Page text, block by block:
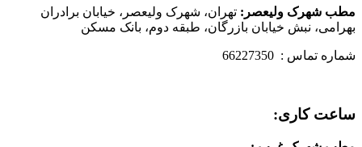
مطب شهرک ولیعصر: تهران، شهرک ولیعصر، خیابان برادران
بهرامی، نبش خیابان بازرگان، طبقه دوم، بانک مسکن
شماره تماس : 66227350
ساعت کاری: